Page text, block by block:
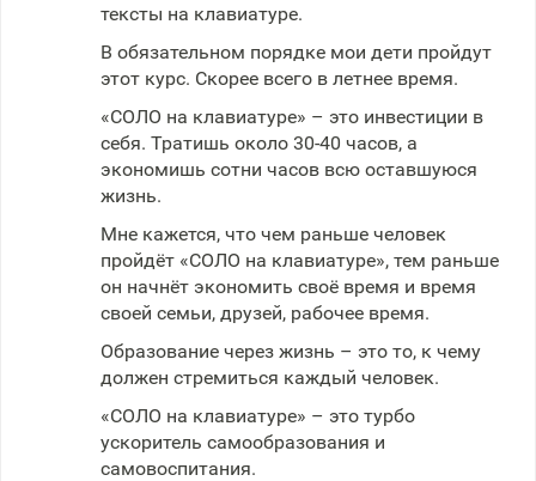
тексты на клавиатуре.
В обязательном порядке мои дети пройдут
этот курс. Скорее всего в летнее время.
«СОЛО на клавиатуре» – это инвестиции в
себя. Тратишь около 30-40 часов, а
экономишь сотни часов всю оставшуюся
жизнь.
Мне кажется, что чем раньше человек
пройдёт «СОЛО на клавиатуре», тем раньше
он начнёт экономить своё время и время
своей семьи, друзей, рабочее время.
Образование через жизнь – это то, к чему
должен стремиться каждый человек.
«СОЛО на клавиатуре» – это турбо
ускоритель самообразования и
самовоспитания.